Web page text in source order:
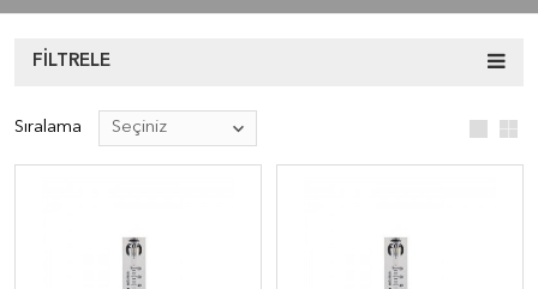
FILTRELE
Sıralama